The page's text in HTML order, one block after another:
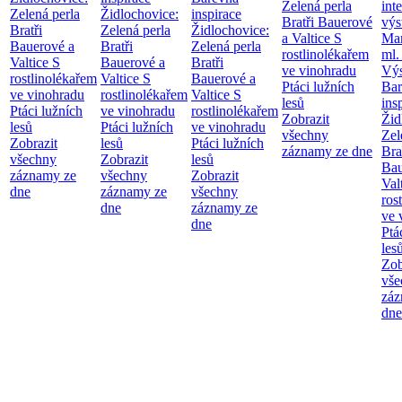
Zelená perla
Bratři
Bauerové a
Valtice S
rostlinolékařem
ve vinohradu
Ptáci lužních
lesů
Zobrazit
všechny
záznamy ze
dne
Židlochovice:
Zelená perla
Bratři
Bauerové a
Valtice S
rostlinolékařem
ve vinohradu
Ptáci lužních
lesů
Zobrazit
všechny
záznamy ze
dne
inspirace
Židlochovice:
Zelená perla
Bratři
Bauerové a
Valtice S
rostlinolékařem
ve vinohradu
Ptáci lužních
lesů
Zobrazit
všechny
záznamy ze
dne
Zelená perla
Bratři Bauerové
a Valtice S
rostlinolékařem
ve vinohradu
Ptáci lužních
lesů
Zobrazit
všechny
záznamy ze dne
ml.
ve
dne